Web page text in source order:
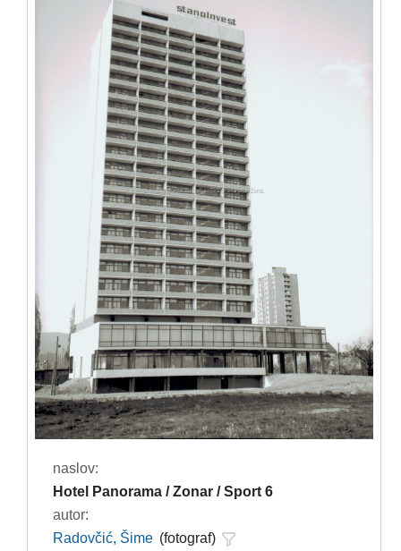
naslov:
Hotel Panorama / Zonar / Sport 6
autor:
Radovčić, Šime (fotograf)